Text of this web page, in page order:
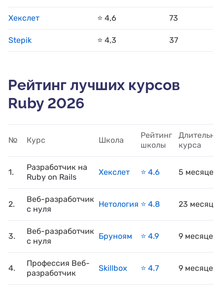
Хекслет ⭐️ 4,6 73
Stepik ⭐️ 4,3 37
Рейтинг лучших курсов
Ruby 2026
№ Курс Школа
Рейтинг
школы
курса
1.
Разработчик на
Ruby on Rails
Хекслет ⭐️ 4.6 5 месяцев
2.
Веб-разработчик
с нуля
Нетология ⭐️ 4.8 23 месяца
3.
Веб-разработчик
с нуля
Бруноям ⭐️ 4.9 9 месяцев
4.
Профессия Веб-
разработчик
Skillbox ⭐️ 4.7 9 месяцев